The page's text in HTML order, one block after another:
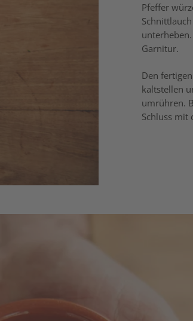
Pfeffer
Garnitur.
Den
kaltstellen
umrühren.
Schluss mit